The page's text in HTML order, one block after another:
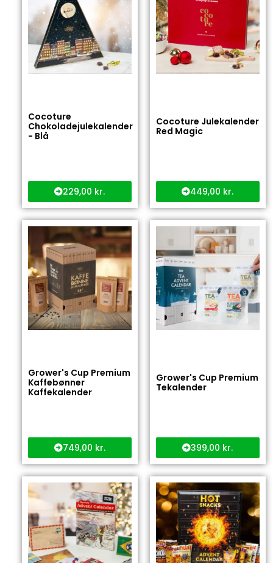
Cocoture
Chokoladejulekalender
- Blå
229,00 kr.
Cocoture Julekalender
Red Magic
449,00 kr.
Grower's Cup Premium
Kaffebønner
Kaffekalender
749,00 kr.
Grower's Cup Premium
Tekalender
399,00 kr.